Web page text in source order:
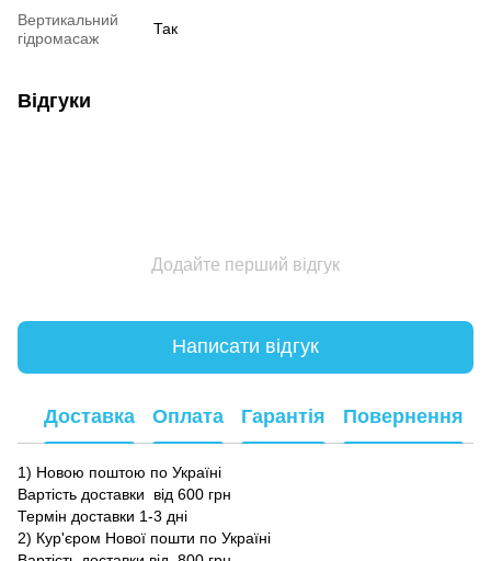
Вертикальний
гідромасаж
Так
Відгуки
Додайте перший відгук
Написати відгук
Доставка Оплата Гарантія Повернення
1) Новою поштою по Україні
Вартість доставки від 600 грн
Термін доставки 1-3 дні
2) Кур'єром Нової пошти по Україні